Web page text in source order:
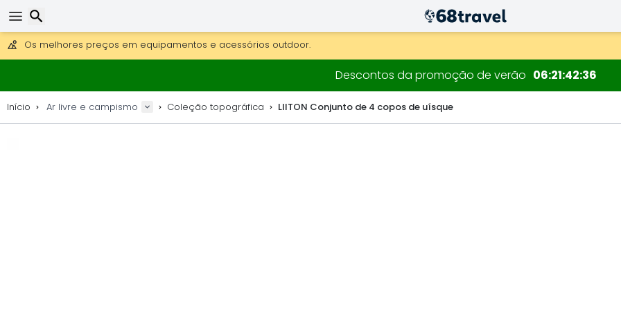
Overnight DHL Express também disponível.
30 dias para devolução, 90 dias para mapas de madeira e decorações.
Os melhores preços em equipamentos e acessórios outdoor.
Descontos da promoção de verão 06214234
Início Ar livre e campismo Coleção topográfica LIITON Conjunto de 4 copos de uísque